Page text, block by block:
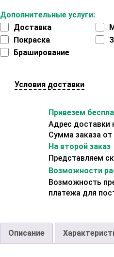
Дополнительные услуги:
Доставка
Покраска
Браширование
Условия доставки
Привезем
Адрес доставки
Сумма заказа от
На второй заказ
Представляем
Возможности
Возможность
платежа для
Описание